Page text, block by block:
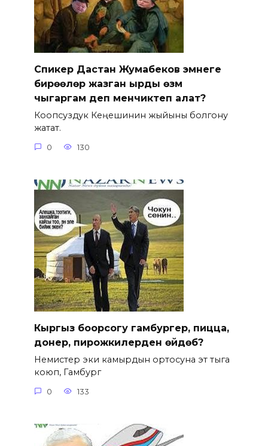
Спикер Дастан Жумабеков эмнеге
бирөөлөр жазган ырды өзүм
чыгаргам деп менчиктеп алат?
Коопсуздук Кеңешинин жыйыны болгону
жатат.
0 130
Кыргыз боорсогу гамбургер, пицца,
донер, пирожкилерден өйдөбү?
Немистер эки камырдын ортосуна эт тыга
коюп, Гамбург
0 133